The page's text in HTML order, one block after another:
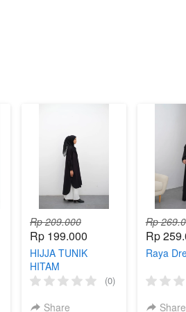
Rp 209.000
Rp 199.000
HIJJA TUNIK
HITAM
(0)
Share
Rp
Rp
Raya
Share